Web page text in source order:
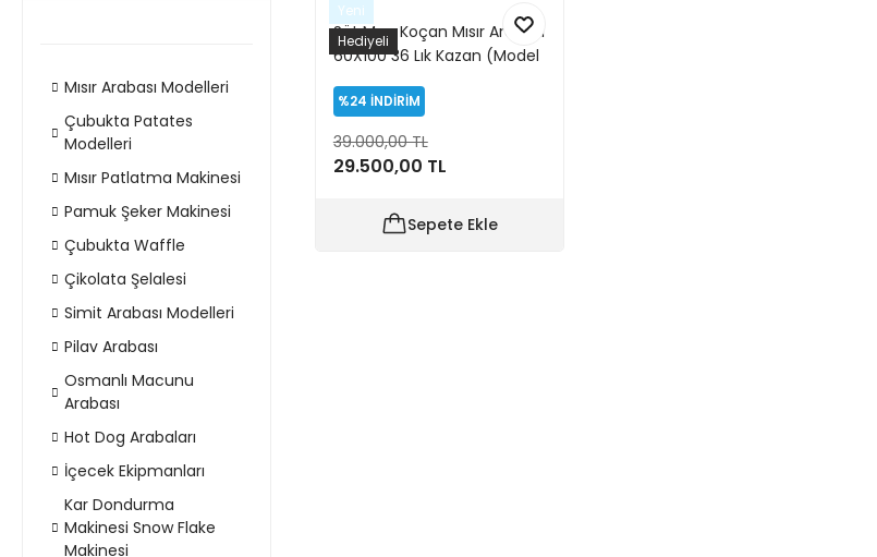
Mısır Arabası Modelleri
Çubukta Patates
Modelleri
Mısır Patlatma Makinesi
Pamuk Şeker Makinesi
Çubukta Waffle
Çikolata Şelalesi
Simit Arabası Modelleri
Pilav Arabası
Osmanlı Macunu
Arabası
Hot Dog Arabaları
İçecek Ekipmanları
Kar Dondurma
Makinesi Snow Flake
Makinesi
Yeni
Hediyeli
Süt Mısır Koçan Mısır Arabası
60X100 36 Lık Kazan (Model
%24 İNDİRİM
39.000,00 TL
29.500,00 TL
Sepete Ekle